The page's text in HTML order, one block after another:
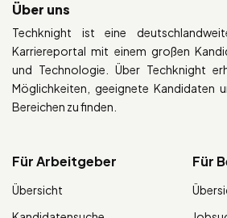
Über uns
Techknight ist eine
Karriereportal mit einem großen
und Technologie. Über Techknight
Möglichkeiten, geeignete Kandidaten
Bereichen zu finden.
Für Arbeitgeber
Übersicht
Für